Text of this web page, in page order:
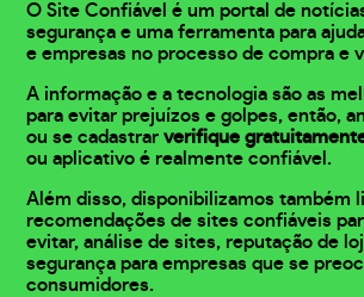
O Site Confiável é um portal de
segurança e uma ferramenta para
e empresas no processo de compra e
A informação e a tecnologia são as
para evitar prejuízos e golpes, então,
ou se cadastrarverifique
ou aplicativo é realmente confiável.
Além disso, disponibilizamos também
recomendações de sites confiáveis
evitar, análise de sites, reputação de
segurança para empresas que se
consumidores.